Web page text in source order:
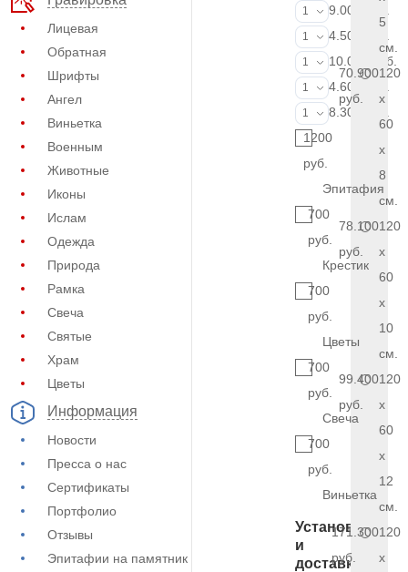
Лицевая
Обратная
Шрифты
Ангел
Виньетка
Военным
Животные
Иконы
Ислам
Одежда
Природа
Рамка
Свеча
Святые
Храм
Цветы
Информация
Новости
Пресса о нас
Сертификаты
Портфолио
Отзывы
Эпитафии на памятник
ФИО и даты
1
9.000 руб.
Портрет
1
4.500 руб.
Портрет
1
10.000 руб.
Фотокерамика
1
4.600 руб.
Фото на
1
8.300 руб.
1200
руб.
Эпитафия
700
руб.
Крестик
700
руб.
Цветы
700
руб.
Свеча
700
руб.
Виньетка
Установка
и
доставка
5
см.
70.900
руб.
120
x
60
x
8
см.
78.100
руб.
120
x
60
x
10
см.
99.400
руб.
120
x
60
x
12
см.
171.300
руб.
120
x